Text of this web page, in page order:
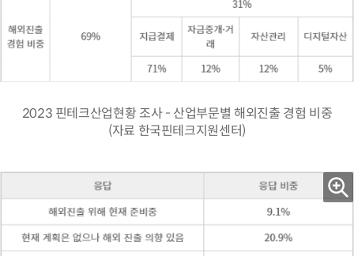
2023 핀테크산업현황 조사 - 산업부문별 해외진출 경험 비중
(자료 한국핀테크지원센터)